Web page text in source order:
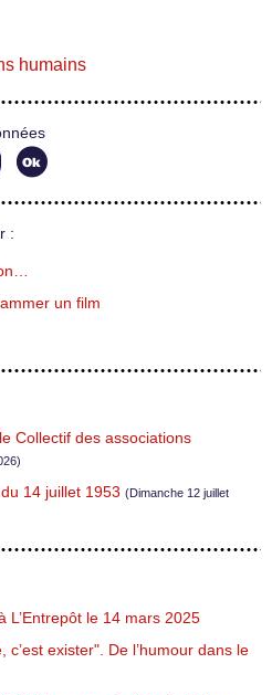
humains
:
un film
Collectif des associations
14 juillet 1953 (Dimanche 12 juillet
L’Entrepôt le 14 mars 2025
exister". De l’humour dans le